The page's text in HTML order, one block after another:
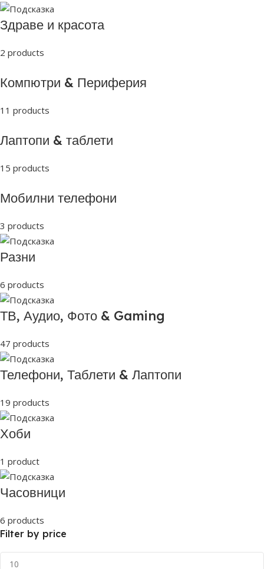
Здраве и красота
2 products
Компютри & Периферия
11 products
Лаптопи & таблети
15 products
Мобилни телефони
3 products
Разни
6 products
ТВ, Аудио, Фото & Gaming
47 products
Телефони, Таблети & Лаптопи
19 products
Хоби
1 product
Часовници
6 products
Filter by price